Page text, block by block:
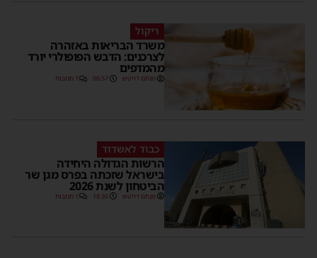
ריקול
משרד הבריאות באזהרה
לצרכנים: הדבש הפופולרי יורד
מהמדפים
מנחם דויטש 06:57 1 תגובות
כבוד לאשדוד
הרשות הגדולה היחידה
בישראל שזכתה בפרס מגן שר
הביטחון לשנת 2026
מנחם דויטש 18:36 1 תגובות